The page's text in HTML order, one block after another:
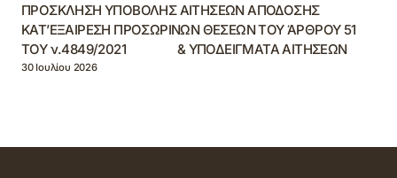
ΠΡΟΣΚΛΗΣΗ ΥΠΟΒΟΛΗΣ ΑΙΤΗΣΕΩΝ ΑΠΟΔΟΣΗΣ
ΚΑΤ’ΕΞΑΙΡΕΣΗ ΠΡΟΣΩΡΙΝΩΝ ΘΕΣΕΩΝ ΤΟΥ ΆΡΘΡΟΥ 51
ΤΟΥ ν.4849/2021 & ΥΠΟΔΕΙΓΜΑΤΑ ΑΙΤΗΣΕΩΝ
30 Ιουλίου 2026